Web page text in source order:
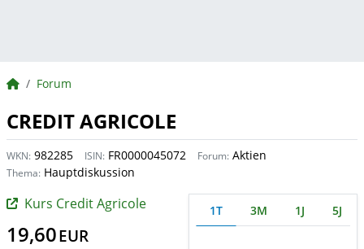
BörsenNEWS.de
Forum
CREDIT AGRICOLE
WKN: 982285 ISIN: FR0000045072 Forum: Aktien
Thema: Hauptdiskussion
Kurs Credit Agricole
19,60EUR
1T 3M 1J 5J